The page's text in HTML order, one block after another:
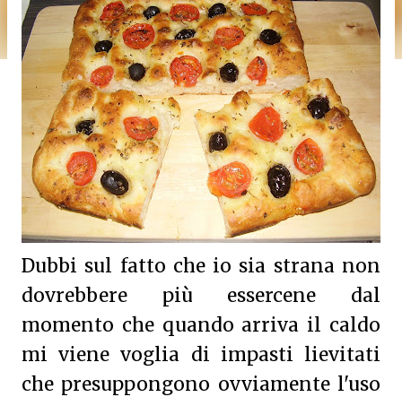
Dubbi sul fatto che io sia strana non
dovrebbere più essercene dal
momento che quando arriva il caldo
mi viene voglia di impasti lievitati
che presuppongono ovviamente l'uso